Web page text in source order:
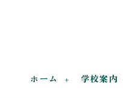
ホーム 学校案内